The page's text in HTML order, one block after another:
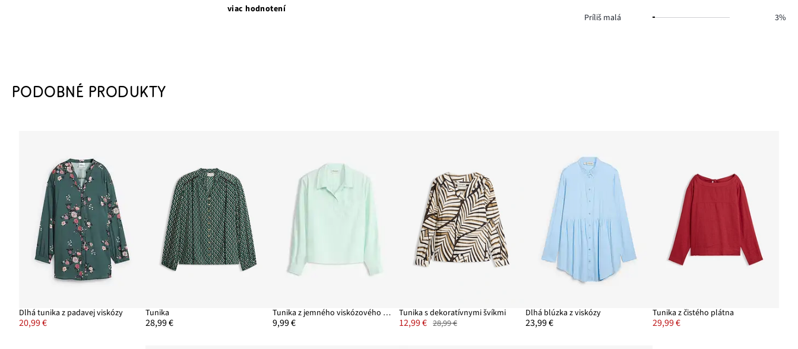
viac hodnotení
Príliš malá 3%
PODOBNÉ PRODUKTY
Dlhá tunika z padavej viskózy
20,99 €
Tunika
28,99 €
Tunika z jemného viskózového mixu
9,99 €
Tunika s dekoratívnymi švíkmi
12,99 € 28,99 €
Dlhá blúzka z viskózy
23,99 €
Tunika z čistého plátna
29,99 €